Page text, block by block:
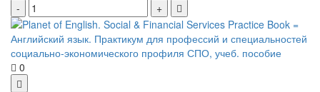
0